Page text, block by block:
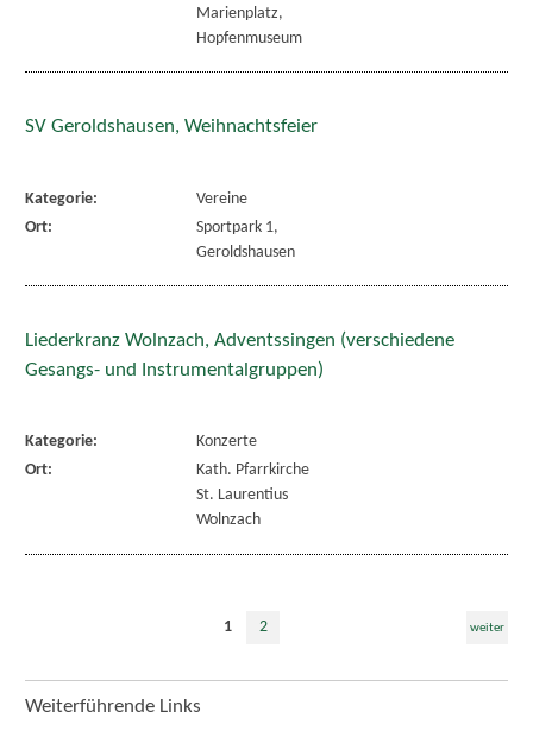
Marienplatz,
Hopfenmuseum
SV Geroldshausen, Weihnachtsfeier
Kategorie:
Vereine
Ort:
Sportpark 1,
Geroldshausen
Liederkranz Wolnzach, Adventssingen (verschiedene
Gesangs- und Instrumentalgruppen)
Kategorie:
Konzerte
Ort:
Kath. Pfarrkirche
St. Laurentius
Wolnzach
1 2 weiter
Weiterführende Links